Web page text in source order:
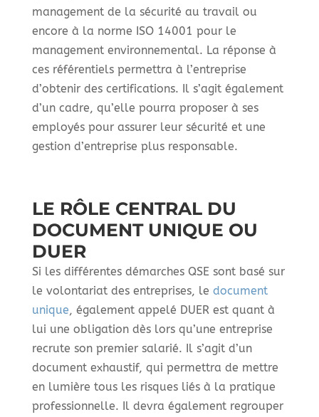
management de la sécurité au travail ou
encore à la norme ISO 14001 pour le
management environnemental. La réponse à
ces référentiels permettra à l’entreprise
d’obtenir des certifications. Il s’agit également
d’un cadre, qu’elle pourra proposer à ses
employés pour assurer leur sécurité et une
gestion d’entreprise plus responsable.
LE RÔLE CENTRAL DU
DOCUMENT UNIQUE OU
DUER
Si les différentes démarches QSE sont basé sur
le volontariat des entreprises, le document
unique, également appelé DUER est quant à
lui une obligation dès lors qu’une entreprise
recrute son premier salarié. Il s’agit d’un
document exhaustif, qui permettra de mettre
en lumière tous les risques liés à la pratique
professionnelle. Il devra également regrouper